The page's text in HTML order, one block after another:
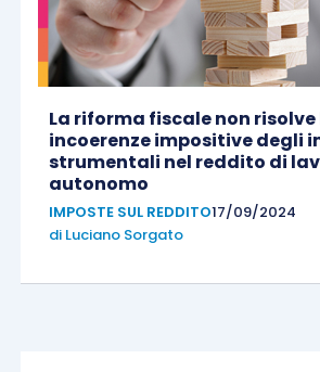
La riforma fiscale non risolve
incoerenze impositive degli
strumentali nel reddito di
autonomo
IMPOSTE SUL REDDITO17/09/2024
di Luciano Sorgato